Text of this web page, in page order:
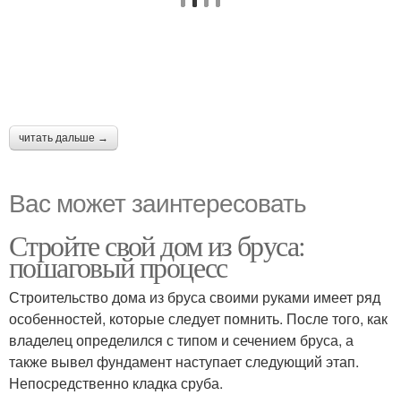
читать дальше →
Вас может заинтересовать
Стройте свой дом из бруса:
пошаговый процесс
Строительство дома из бруса своими руками имеет ряд
особенностей, которые следует помнить. После того, как
владелец определился с типом и сечением бруса, а
также вывел фундамент наступает следующий этап.
Непосредственно кладка сруба.